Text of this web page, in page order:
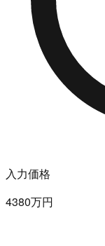
入力価格
4380万円